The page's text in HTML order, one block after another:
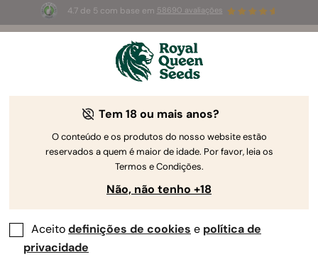
4.7 de 5 com base em 58690 avaliações
2 POR 1-
Oferta limitada
1d 21h 7m 50s
Tem 18 ou mais anos?
O conteúdo e os produtos do nosso website estão
reservados a quem é maior de idade. Por favor, leia os
Termos e Condições.
Não, não tenho +18
Aceitodefinições de cookies e política de
privacidade